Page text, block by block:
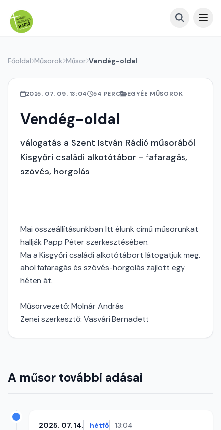
Főoldal Műsorok Műsor Vendég-oldal
2025. 07. 09. 13:04 54 PERC EGYÉB MŰSOROK
Vendég-oldal
válogatás a Szent István Rádió műsorából
Kisgyőri családi alkotótábor - fafaragás,
szövés, horgolás
Mai összeállításunkban Itt élünk című műsorunkat
hallják Papp Péter szerkesztésében.
Ma a Kisgyőri családi alkotótábort látogatjuk meg,
ahol fafaragás és szövés-horgolás zajlott egy
héten át.
Műsorvezető: Molnár András
Zenei szerkesztő: Vasvári Bernadett
A műsor további adásai
2025. 07. 14. hétfő 13:04